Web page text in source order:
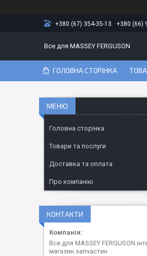
+380 (67) 354-35-13 +380 (66)
Все для MASSEY FERGUSON
ГОЛОВНА СТОРІНКА
Головна сторінка
Товари та послуги
Доставка та оплата
Про компанію
КОНТАКТИ
Все для MASSEY FERGUSON
магазин запчастин